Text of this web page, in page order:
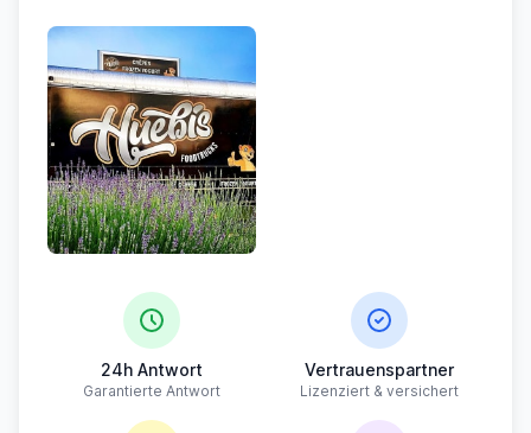
24h Antwort
Garantierte Antwort
Vertrauenspartner
Lizenziert & versichert